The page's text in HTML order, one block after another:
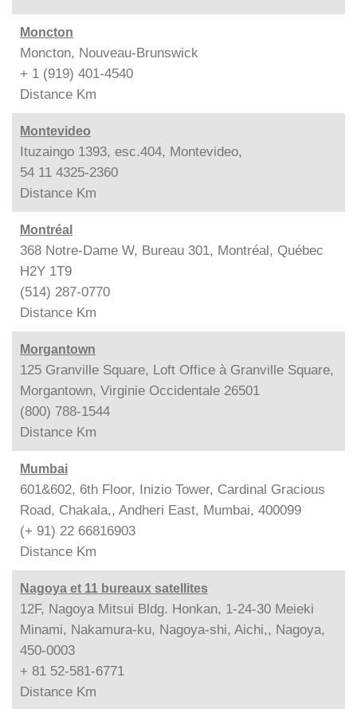
Moncton
Moncton, Nouveau-Brunswick
+ 1 (919) 401-4540
Distance Km
Montevideo
Ituzaingo 1393, esc.404, Montevideo,
54 11 4325-2360
Distance Km
Montréal
368 Notre-Dame W, Bureau 301, Montréal, Québec
H2Y 1T9
(514) 287-0770
Distance Km
Morgantown
125 Granville Square, Loft Office à Granville Square,
Morgantown, Virginie Occidentale 26501
(800) 788-1544
Distance Km
Mumbai
601&602, 6th Floor, Inizio Tower, Cardinal Gracious
Road, Chakala,, Andheri East, Mumbai, 400099
(+ 91) 22 66816903
Distance Km
Nagoya et 11 bureaux satellites
12F, Nagoya Mitsui Bldg. Honkan, 1-24-30 Meieki
Minami, Nakamura-ku, Nagoya-shi, Aichi,, Nagoya,
450-0003
+ 81 52-581-6771
Distance Km